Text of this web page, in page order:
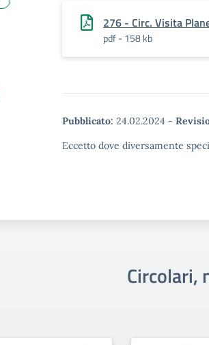
276 - Circ. Visita
pdf - 158 kb
Pubblicato: 24.02.2024 -
Eccetto dove diversamente
Circolari,